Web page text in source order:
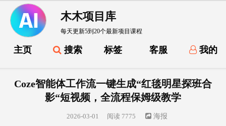
木木项目库
每天更新5到20个最新项目课程
主页 搜索 标签 客服 我的
Coze智能体工作流一键生成“红毯明星探班合
影“短视频，全流程保姆级教学
2026-03-01 阅读 7775 海报